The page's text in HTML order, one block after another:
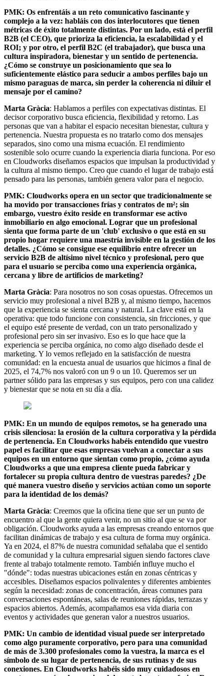
PMK: Os enfrentáis a un reto comunicativo fascinante y
complejo a la vez: habláis con dos interlocutores que tienen
métricas de éxito totalmente distintas. Por un lado, está el perfil
B2B (el CEO), que prioriza la eficiencia, la escalabilidad y el
ROI; y por otro, el perfil B2C (el trabajador), que busca una
cultura inspiradora, bienestar y un sentido de pertenencia.
¿Cómo se construye un posicionamiento que sea lo
suficientemente elástico para seducir a ambos perfiles bajo un
mismo paraguas de marca, sin perder la coherencia ni diluir el
mensaje por el camino?
Marta Gràcia: Hablamos a perfiles con expectativas distintas. El
decisor corporativo busca eficiencia, flexibilidad y retorno. Las
personas que van a habitar el espacio necesitan bienestar, cultura y
pertenencia. Nuestra propuesta es no tratarlo como dos mensajes
separados, sino como una misma ecuación. El rendimiento
sostenible solo ocurre cuando la experiencia diaria funciona. Por eso
en Cloudworks diseñamos espacios que impulsan la productividad y
la cultura al mismo tiempo. Creo que cuando el lugar de trabajo está
pensado para las personas, también genera valor para el negocio.
PMK: Cloudworks opera en un sector que tradicionalmente se
ha movido por transacciones frías y contratos de m²; sin
embargo, vuestro éxito reside en transformar ese activo
inmobiliario en algo emocional. Lograr que un profesional
sienta que forma parte de un 'club' exclusivo o que está en su
propio hogar requiere una maestría invisible en la gestión de los
detalles. ¿Cómo se consigue ese equilibrio entre ofrecer un
servicio B2B de altísimo nivel técnico y profesional, pero que
para el usuario se perciba como una experiencia orgánica,
cercana y libre de artificios de marketing?
Marta Gràcia: Para nosotros no son cosas opuestas. Ofrecemos un
servicio muy profesional a nivel B2B y, al mismo tiempo, hacemos
que la experiencia se sienta cercana y natural. La clave está en la
operativa: que todo funcione con consistencia, sin fricciones, y que
el equipo esté presente de verdad, con un trato personalizado y
profesional pero sin ser invasivo. Eso es lo que hace que la
experiencia se perciba orgánica, no como algo diseñado desde el
marketing. Y lo vemos reflejado en la satisfacción de nuestra
comunidad: en la encuesta anual de usuarios que hicimos a final de
2025, el 74,7% nos valoró con un 9 o un 10. Queremos ser un
partner sólido para las empresas y sus equipos, pero con una calidez
y bienestar que se nota en su día a día.
PMK: En un mundo de equipos remotos, se ha generado una
crisis silenciosa: la erosión de la cultura corporativa y la pérdida
de pertenencia. En Cloudworks habéis entendido que vuestro
papel es facilitar que esas empresas vuelvan a conectar a sus
equipos en un entorno que sientan como propio, ¿cómo ayuda
Cloudworks a que una empresa cliente pueda fabricar y
fortalecer su propia cultura dentro de vuestras paredes? ¿De
qué manera vuestro diseño y servicios actúan como un soporte
para la identidad de los demás?
Marta Gràcia: Creemos que la oficina tiene que ser un punto de
encuentro al que la gente quiera venir, no un sitio al que se va por
obligación. Cloudworks ayuda a las empresas creando entornos que
facilitan dinámicas de trabajo y esa cultura de forma muy orgánica.
Ya en 2024, el 87% de nuestra comunidad señalaba que el sentido
de comunidad y la cultura empresarial siguen siendo factores clave
frente al trabajo totalmente remoto. También influye mucho el
"dónde": todas nuestras ubicaciones están en zonas céntricas y
accesibles. Diseñamos espacios polivalentes y diferentes ambientes
según la necesidad: zonas de concentración, áreas comunes para
conversaciones espontáneas, salas de reuniones rápidas, terrazas y
espacios abiertos. Además, acompañamos esa vida diaria con
eventos y actividades que generan valor a nuestros usuarios.
PMK: Un cambio de identidad visual puede ser interpretado
como algo puramente corporativo, pero para una comunidad
de más de 3.300 profesionales como la vuestra, la marca es el
símbolo de su lugar de pertenencia, de sus rutinas y de sus
conexiones. En Cloudworks habéis sido muy cuidadosos en